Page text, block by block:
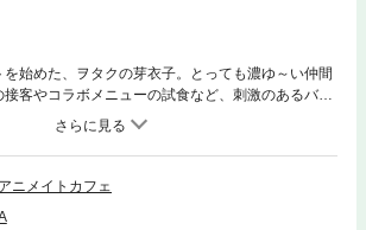
を始めた、ヲタクの芽衣子。とっても濃ゆ～い仲間
客やコラボメニューの試食など、刺激のあるバイ
だがある日、人気メニューの材料がなくなるという
コラボカフェで起こった珍事件など、コラボカフ
く詰め込んだ本作☆アニメイトカフェ完全監修の、
!!
アニメイトカフェ